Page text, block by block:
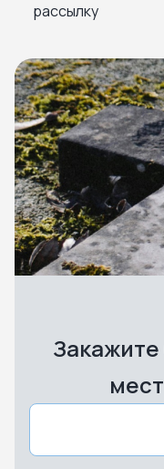
рассылку
Закажите